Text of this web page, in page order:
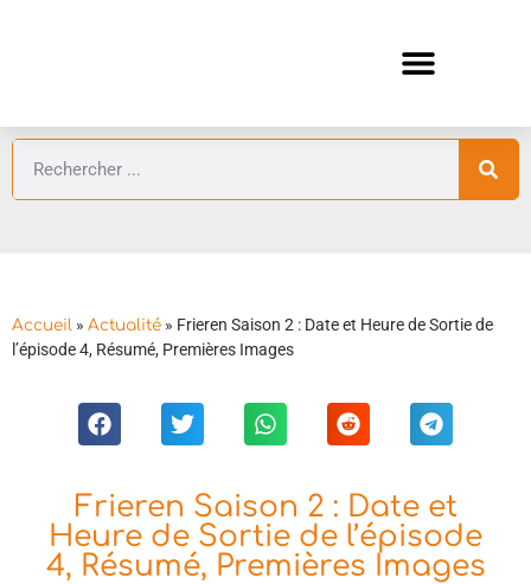
Accueil » Actualité » Frieren Saison 2 : Date et Heure de Sortie de
l’épisode 4, Résumé, Premières Images
Frieren Saison 2 : Date et
Heure de Sortie de l’épisode
4, Résumé, Premières Images